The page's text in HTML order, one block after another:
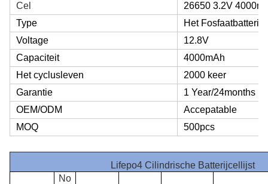
Cel
26650 3.2V
Type
Het Fosfaatbatterij
Voltage
12.8V
Capaciteit
4000mAh
Het cyclusleven
2000 keer
Garantie
1 Year/24months
OEM/ODM
Accepatable
MOQ
500pcs
Lifepo4 Cilindrische Batterijcellijst
No